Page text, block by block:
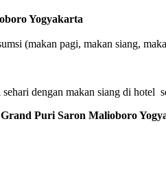
Yogyakarta
(makan pagi, makan siang,
dengan makan siang di
Puri Saron Malioboro